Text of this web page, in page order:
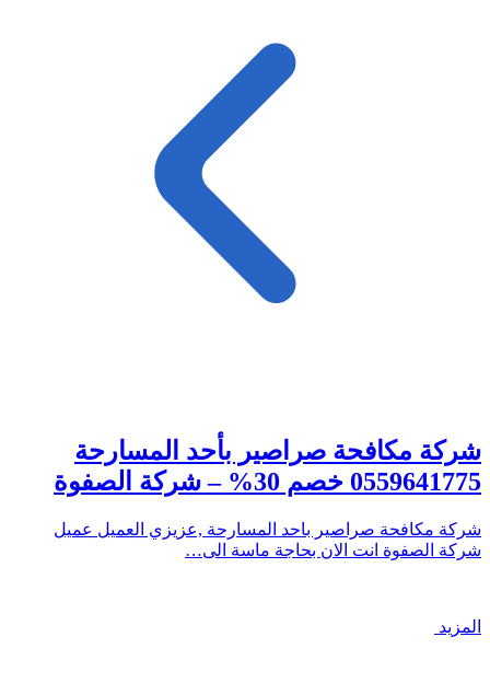
شركة مكافحة صراصير بأحد المسارحة
0559641775 خصم 30% – شركة الصفوة
شركة مكافحة صراصير باحد المسارحة ,عزيزي العميل عميل
شركة الصفوة انت الان بحاجة ماسة الى…
المزيد